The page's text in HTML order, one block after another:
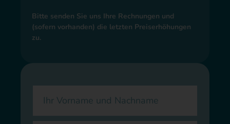
Bitte senden Sie uns Ihre Rechnungen und
(sofern vorhanden) die letzten Preiserhöhungen
zu.